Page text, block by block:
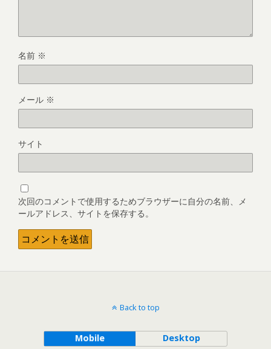
名前 ※
メール ※
サイト
次回のコメントで使用するためブラウザーに自分の名前、メ
ールアドレス、サイトを保存する。
Back to top
Mobile Desktop